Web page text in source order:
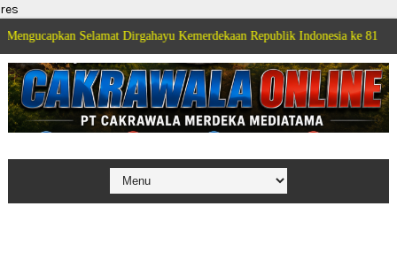
res
Selamat Dirgahayu Kemerdekaan Republik Indonesia ke 81